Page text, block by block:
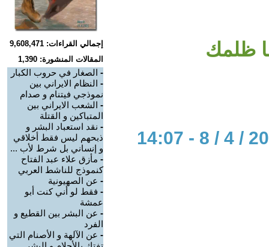
ظلمك
إجمالي القراءات: 9,608,471
المقالات المنشورة: 1,390
- الصغار في حروب الكبار
- النظام الايراني بين
نموذجي فيتنام و صدام
- الشعب الايراني بين
المتباكين و القتلة
- نقد استعباد البشر و
ذبحهم ليس فقط أخلاقي
و إنساني بل شرط لأب ...
- مأزق علاء عبد الفتاح
كنموذج للناشط العربي
- عن الصهيونية
- فقط لو أني كنت أبو
عمشة
- عن البشر بين القطيع و
الفرد
- عن الآلهة و الأصنام التي